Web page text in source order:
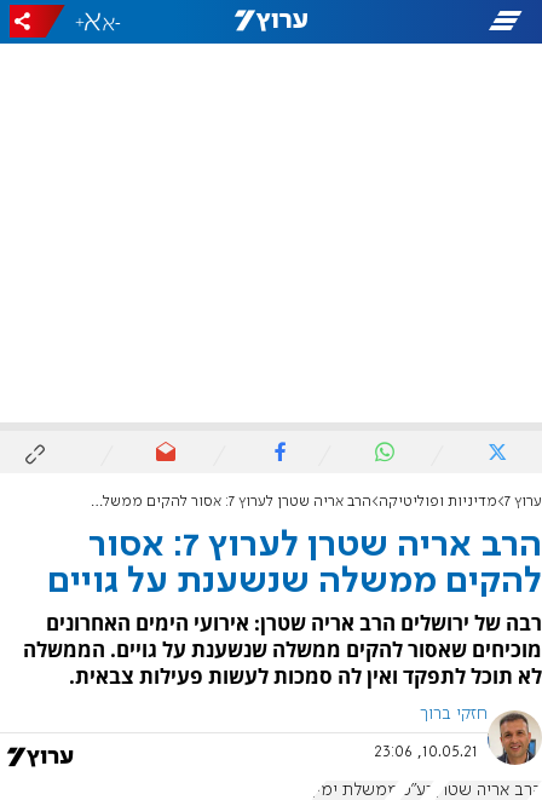
-
+
ערוץ 7 מדיניות ופוליטיקה הרב אריה שטרן לערוץ 7: אסור להקים ממשלה שנשענת על גויים
הרב אריה שטרן לערוץ 7: אסור
להקים ממשלה שנשענת על גויים
רבה של ירושלים הרב אריה שטרן: אירועי הימים האחרונים
מוכיחים שאסור להקים ממשלה שנשענת על גויים. הממשלה
לא תוכל לתפקד ואין לה סמכות לעשות פעילות צבאית.
חזקי ברוך
10.05.21, 23:06
הרב אריה שטרן רע"מ ממשלת ימין